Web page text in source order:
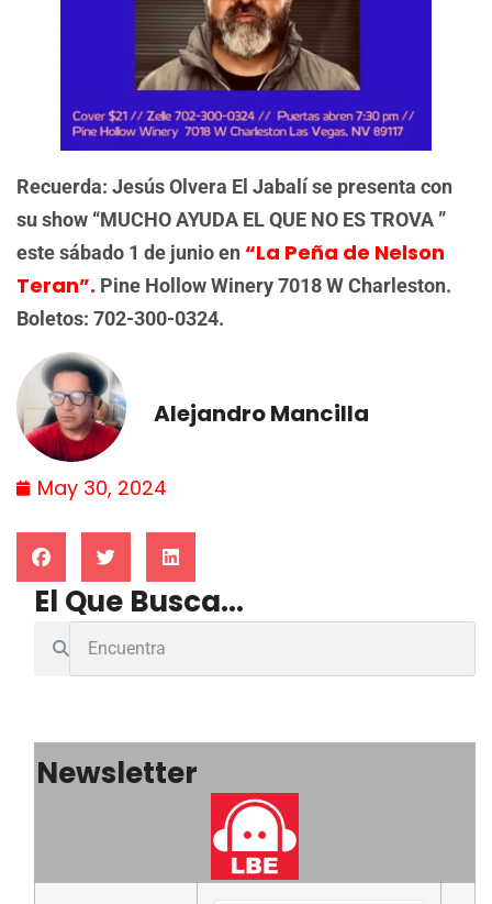
Recuerda: Jesús Olvera El Jabalí se presenta con
su show “MUCHO AYUDA EL QUE NO ES TROVA ”
este sábado 1 de junio en“La Peña de Nelson
Teran”. Pine Hollow Winery 7018 W Charleston.
Boletos: 702-300-0324.
Alejandro Mancilla
May 30, 2024
El Que Busca...
Newsletter